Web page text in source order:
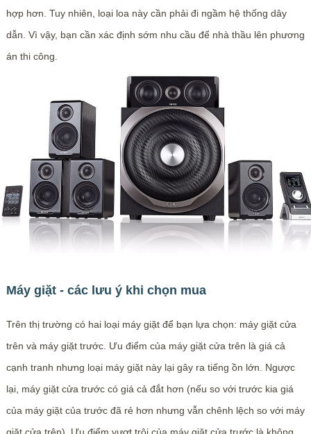
hợp hơn. Tuy nhiên, loại loa này cần phải đi ngầm hệ thống dây
dẫn. Vì vậy, bạn cần xác định sớm nhu cầu để nhà thầu lên phương
án thi công.
Máy giặt - các lưu ý khi chọn mua
Trên thị trường có hai loại máy giặt để bạn lựa chọn: máy giặt cửa
trên và máy giặt trước. Ưu điểm của máy giặt cửa trên là giá cả
cạnh tranh nhưng loại máy giặt này lại gây ra tiếng ồn lớn. Ngược
lại, máy giặt cửa trước có giá cả đắt hơn (nếu so với trước kia giá
của máy giặt của trước đã rẻ hơn nhưng vẫn chênh lệch so với máy